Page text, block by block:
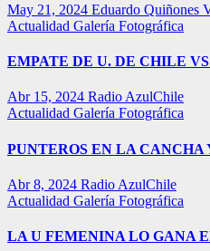
May 21, 2024 Eduardo Quiñones
Actualidad Galería Fotográfica
EMPATE DE U. DE CHILE
Abr 15, 2024 Radio AzulChile
Actualidad Galería Fotográfica
PUNTEROS EN LA
Abr 8, 2024 Radio AzulChile
Actualidad Galería Fotográfica
LA U FEMENINA LO GANA